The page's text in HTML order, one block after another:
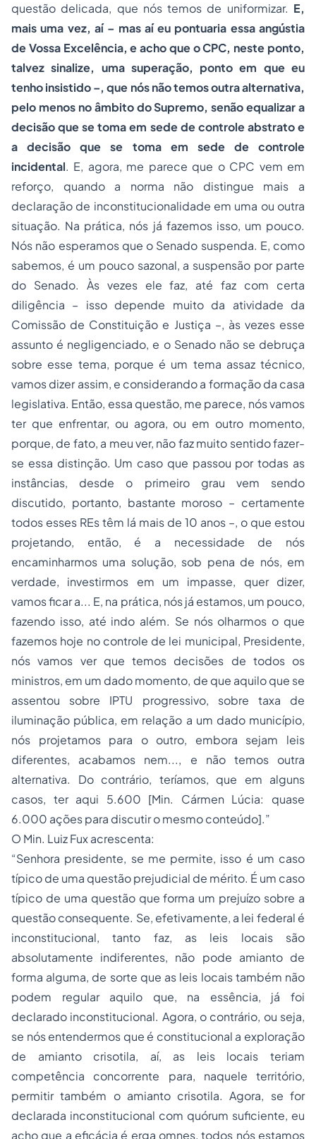
questão delicada, que nós temos de uniformizar. E,
mais uma vez, aí – mas aí eu pontuaria essa angústia
de Vossa Excelência, e acho que o CPC, neste ponto,
talvez sinalize, uma superação, ponto em que eu
tenho insistido –, que nós não temos outra alternativa,
pelo menos no âmbito do Supremo, senão equalizar a
decisão que se toma em sede de controle abstrato e
a decisão que se toma em sede de controle
incidental. E, agora, me parece que o CPC vem em
reforço, quando a norma não distingue mais a
declaração de inconstitucionalidade em uma ou outra
situação. Na prática, nós já fazemos isso, um pouco.
Nós não esperamos que o Senado suspenda. E, como
sabemos, é um pouco sazonal, a suspensão por parte
do Senado. Às vezes ele faz, até faz com certa
diligência – isso depende muito da atividade da
Comissão de Constituição e Justiça –, às vezes esse
assunto é negligenciado, e o Senado não se debruça
sobre esse tema, porque é um tema assaz técnico,
vamos dizer assim, e considerando a formação da casa
legislativa. Então, essa questão, me parece, nós vamos
ter que enfrentar, ou agora, ou em outro momento,
porque, de fato, a meu ver, não faz muito sentido fazer-
se essa distinção. Um caso que passou por todas as
instâncias, desde o primeiro grau vem sendo
discutido, portanto, bastante moroso – certamente
todos esses REs têm lá mais de 10 anos –, o que estou
projetando, então, é a necessidade de nós
encaminharmos uma solução, sob pena de nós, em
verdade, investirmos em um impasse, quer dizer,
vamos ficar a... E, na prática, nós já estamos, um pouco,
fazendo isso, até indo além. Se nós olharmos o que
fazemos hoje no controle de lei municipal, Presidente,
nós vamos ver que temos decisões de todos os
ministros, em um dado momento, de que aquilo que se
assentou sobre IPTU progressivo, sobre taxa de
iluminação pública, em relação a um dado município,
nós projetamos para o outro, embora sejam leis
diferentes, acabamos nem..., e não temos outra
alternativa. Do contrário, teríamos, que em alguns
casos, ter aqui 5.600 [Min. Cármen Lúcia: quase
6.000 ações para discutir o mesmo conteúdo].”
O Min. Luiz Fux acrescenta:
“Senhora presidente, se me permite, isso é um caso
típico de uma questão prejudicial de mérito. É um caso
típico de uma questão que forma um prejuízo sobre a
questão consequente. Se, efetivamente, a lei federal é
inconstitucional, tanto faz, as leis locais são
absolutamente indiferentes, não pode amianto de
forma alguma, de sorte que as leis locais também não
podem regular aquilo que, na essência, já foi
declarado inconstitucional. Agora, o contrário, ou seja,
se nós entendermos que é constitucional a exploração
de amianto crisotila, aí, as leis locais teriam
competência concorrente para, naquele território,
permitir também o amianto crisotila. Agora, se for
declarada inconstitucional com quórum suficiente, eu
acho que a eficácia é erga omnes, todos nós estamos